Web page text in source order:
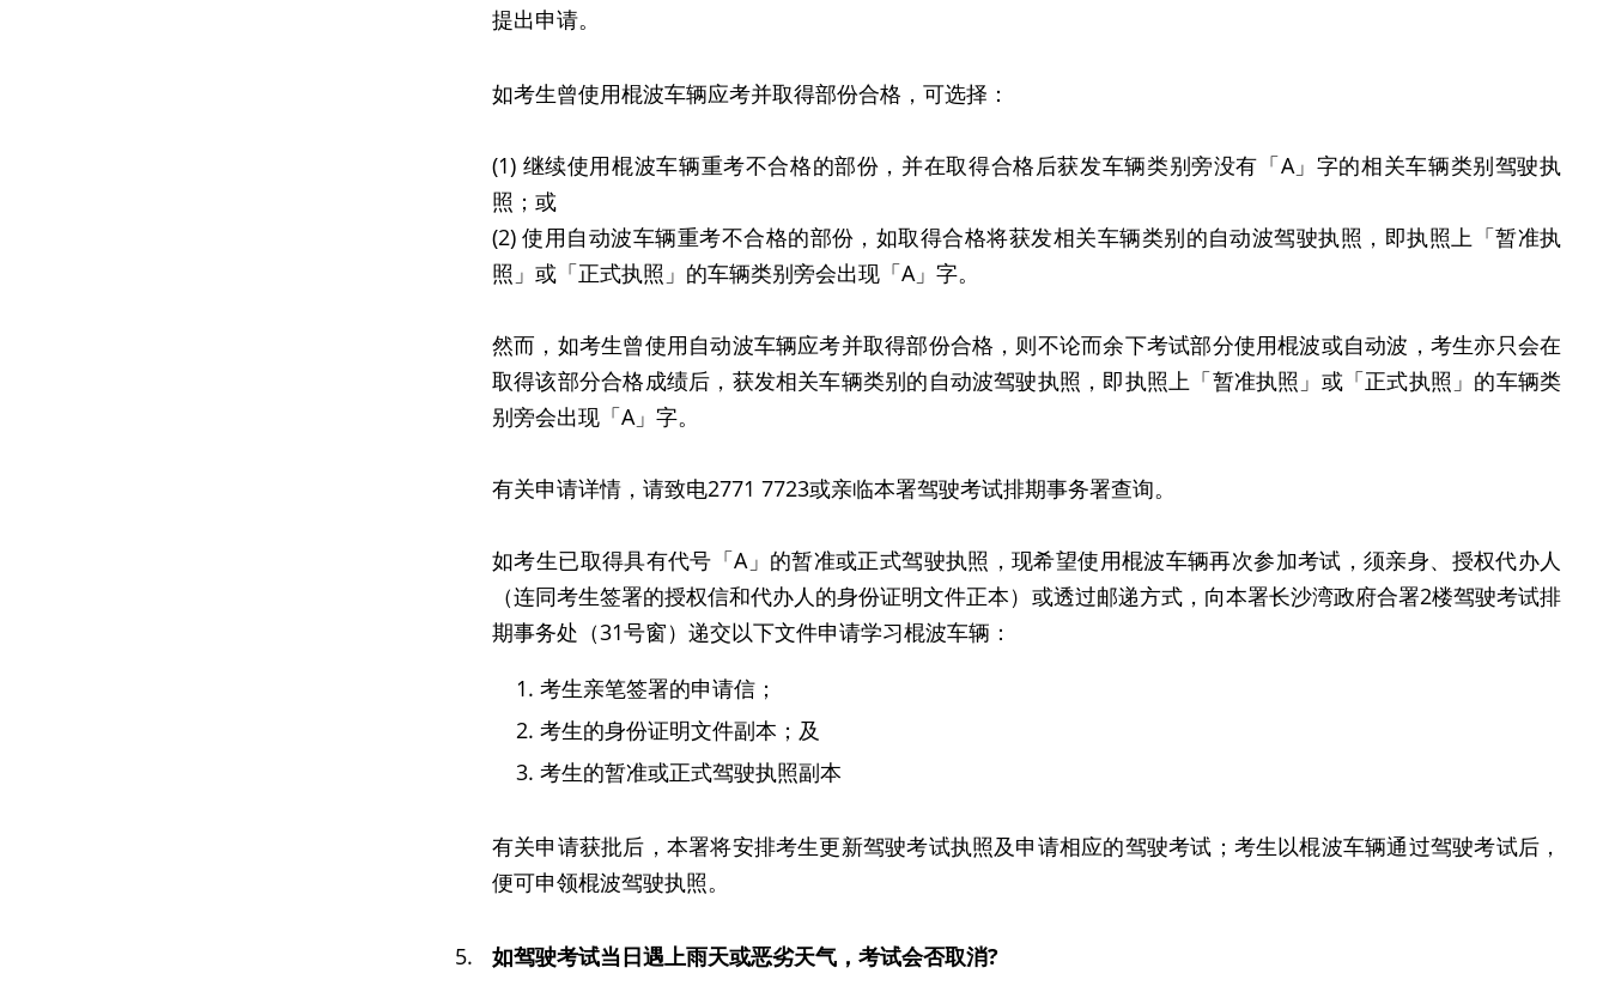
提出申请。
如考生曾使用棍波车辆应考并取得部份合格，可选择：
(1) 继续使用棍波车辆重考不合格的部份，并在取得合格后获发车辆类别旁没有「A」字的相关车辆类别驾驶执
照；或
(2) 使用自动波车辆重考不合格的部份，如取得合格将获发相关车辆类别的自动波驾驶执照，即执照上「暂准执
照」或「正式执照」的车辆类别旁会出现「A」字。
然而，如考生曾使用自动波车辆应考并取得部份合格，则不论而余下考试部分使用棍波或自动波，考生亦只会在
取得该部分合格成绩后，获发相关车辆类别的自动波驾驶执照，即执照上「暂准执照」或「正式执照」的车辆类
别旁会出现「A」字。
有关申请详情，请致电2771 7723或亲临本署驾驶考试排期事务署查询。
如考生已取得具有代号「A」的暂准或正式驾驶执照，现希望使用棍波车辆再次参加考试，须亲身、授权代办人
（连同考生签署的授权信和代办人的身份证明文件正本）或透过邮递方式，向本署长沙湾政府合署2楼驾驶考试排
期事务处（31号窗）递交以下文件申请学习棍波车辆：
考生亲笔签署的申请信；
考生的身份证明文件副本；及
考生的暂准或正式驾驶执照副本
有关申请获批后，本署将安排考生更新驾驶考试执照及申请相应的驾驶考试；考生以棍波车辆通过驾驶考试后，
便可申领棍波驾驶执照。
5. 如驾驶考试当日遇上雨天或恶劣天气，考试会否取消?